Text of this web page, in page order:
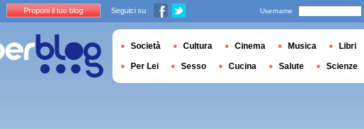
Proponi il tuo blog Seguici su Username
Società Cultura Cinema Musica Libri
Per Lei Sesso Cucina Salute Scienze